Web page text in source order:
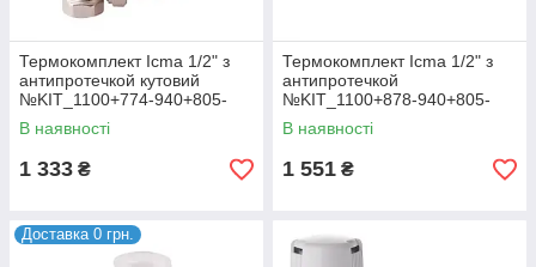
Термокомплект Icma 1/2" з
антипротечкой кутовий
№KIT_1100+774-940+805-
940
В наявності
1 333 ₴
Термокомплект Icma 1/2" з
антипротечкой
№KIT_1100+878-940+805-
940
В наявності
1 551 ₴
Доставка 0 грн.